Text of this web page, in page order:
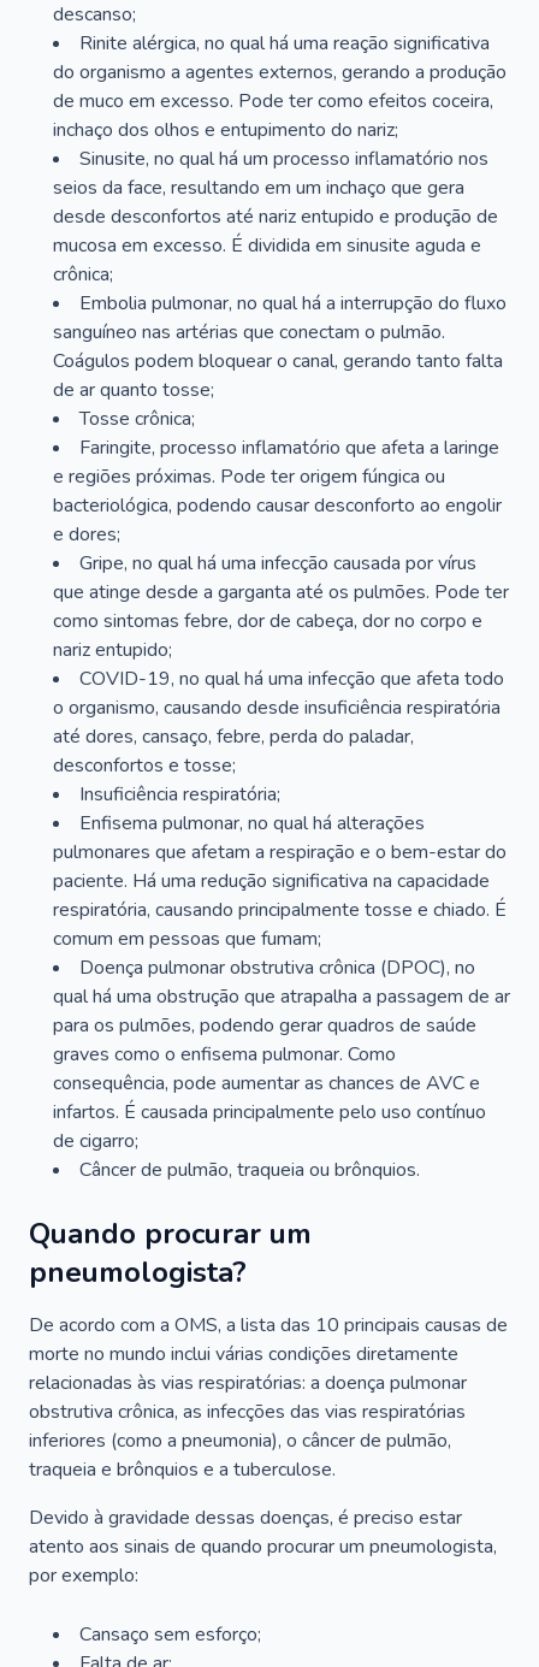
descanso;
Rinite alérgica, no qual há uma reação significativa
do organismo a agentes externos, gerando a produção
de muco em excesso. Pode ter como efeitos coceira,
inchaço dos olhos e entupimento do nariz;
Sinusite, no qual há um processo inflamatório nos
seios da face, resultando em um inchaço que gera
desde desconfortos até nariz entupido e produção de
mucosa em excesso. É dividida em sinusite aguda e
crônica;
Embolia pulmonar, no qual há a interrupção do fluxo
sanguíneo nas artérias que conectam o pulmão.
Coágulos podem bloquear o canal, gerando tanto falta
de ar quanto tosse;
Tosse crônica;
Faringite, processo inflamatório que afeta a laringe
e regiões próximas. Pode ter origem fúngica ou
bacteriológica, podendo causar desconforto ao engolir
e dores;
Gripe, no qual há uma infecção causada por vírus
que atinge desde a garganta até os pulmões. Pode ter
como sintomas febre, dor de cabeça, dor no corpo e
nariz entupido;
COVID-19, no qual há uma infecção que afeta todo
o organismo, causando desde insuficiência respiratória
até dores, cansaço, febre, perda do paladar,
desconfortos e tosse;
Insuficiência respiratória;
Enfisema pulmonar, no qual há alterações
pulmonares que afetam a respiração e o bem-estar do
paciente. Há uma redução significativa na capacidade
respiratória, causando principalmente tosse e chiado. É
comum em pessoas que fumam;
Doença pulmonar obstrutiva crônica (DPOC), no
qual há uma obstrução que atrapalha a passagem de ar
para os pulmões, podendo gerar quadros de saúde
graves como o enfisema pulmonar. Como
consequência, pode aumentar as chances de AVC e
infartos. É causada principalmente pelo uso contínuo
de cigarro;
Câncer de pulmão, traqueia ou brônquios.
Quando procurar um
pneumologista?
De acordo com a OMS, a lista das 10 principais causas de
morte no mundo inclui várias condições diretamente
relacionadas às vias respiratórias: a doença pulmonar
obstrutiva crônica, as infecções das vias respiratórias
inferiores (como a pneumonia), o câncer de pulmão,
traqueia e brônquios e a tuberculose.
Devido à gravidade dessas doenças, é preciso estar
atento aos sinais de quando procurar um pneumologista,
por exemplo:
Cansaço sem esforço;